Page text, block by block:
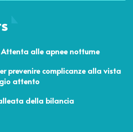
alle apnee notturne
prevenire complicanze alla vista
attento
della bilancia